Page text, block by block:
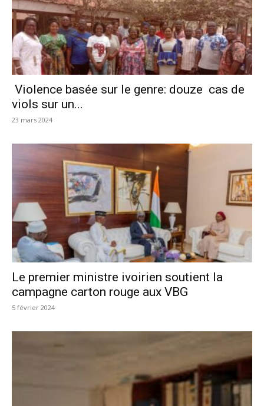
Violence basée sur le genre: douze cas de
viols sur un...
23 mars 2024
Le premier ministre ivoirien soutient la
campagne carton rouge aux VBG
5 février 2024